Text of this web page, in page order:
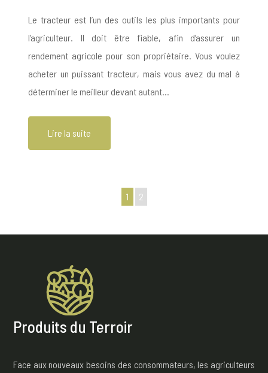
Le tracteur est l’un des outils les plus importants pour
l’agriculteur. Il doit être fiable, afin d’assurer un
rendement agricole pour son propriétaire. Vous voulez
acheter un puissant tracteur, mais vous avez du mal à
déterminer le meilleur devant autant…
Lire la suite
1 2
Produits du Terroir
Face aux nouveaux besoins des consommateurs, les agriculteurs